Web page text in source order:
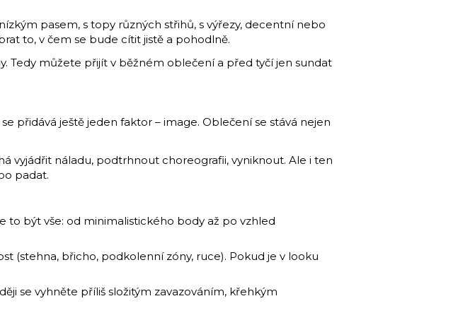
pasem, s topy různých střihů, s výřezy, decentní nebo
to, v čem se bude cítit jistě a pohodlně.
Tedy můžete přijít v běžném oblečení a před tyčí jen sundat
přidává ještě jeden faktor – image. Oblečení se stává nejen
vyjádřit náladu, podtrhnout choreografii, vyniknout. Ale i ten
padat.
to být vše: od minimalistického body až po vzhled
(stehna, břicho, podkolenní zóny, ruce). Pokud je v looku
se vyhněte příliš složitým zavazováním, křehkým